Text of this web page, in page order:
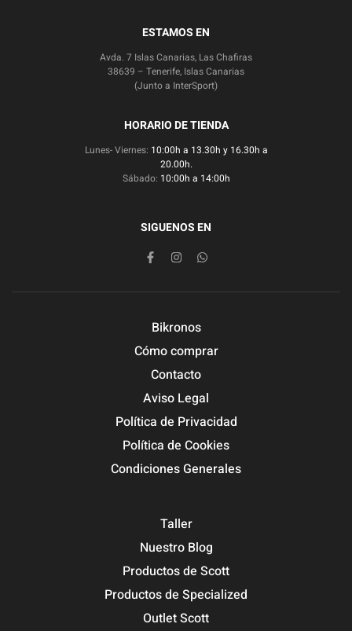
ESTAMOS EN
Avda. 7 Islas Canarias, Las Chafiras
38639 – Tenerife, Islas Canarias
(Junto a InterSport)
HORARIO DE TIENDA
Lunes- Viernes: 10:00h a 13.30h y 16.30h a
20.00h.
Sábado: 10:00h a 14:00h
SIGUENOS EN
Bikronos
Cómo comprar
Contacto
Aviso Legal
Política de Privacidad
Política de Cookies
Condiciones Generales
Taller
Nuestro Blog
Productos de Scott
Productos de Specialized
Outlet Scott